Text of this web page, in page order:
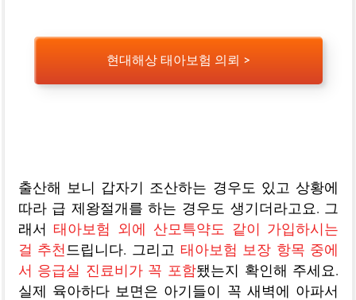
현대해상 태아보험 의뢰 >
출산해 보니 갑자기 조산하는 경우도 있고 상황에
따라 급 제왕절개를 하는 경우도 생기더라고요. 그
래서 태아보험 외에 산모특약도 같이 가입하시는
걸 추천드립니다. 그리고 태아보험 보장 항목 중에
서 응급실 진료비가 꼭 포함됐는지 확인해 주세요.
실제 육아하다 보면은 아기들이 꼭 새벽에 아파서